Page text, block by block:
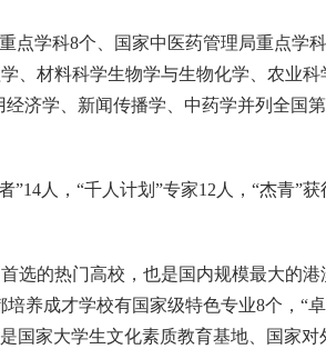
点学科8个、国家中医药管理局重点学
、材料科学生物学与生物化学、农业科
济学、新闻传播学、中药学并列全国第
人，“千人计划”专家12人，“杰青”获
选的热门高校，也是国内规模最大的港
养成才学校有国家级特色专业8个，“
国家大学生文化素质教育基地、国家对